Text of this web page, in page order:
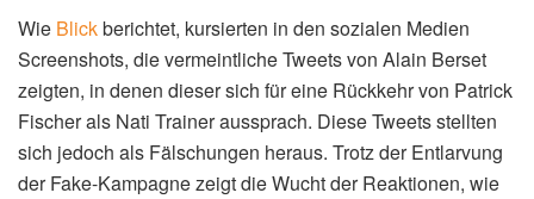
Wie Blickberichtet, kursierten in den sozialen Medien
Screenshots, die vermeintliche Tweets von Alain Berset
zeigten, in denen dieser sich für eine Rückkehr von Patrick
Fischer als Nati Trainer aussprach. Diese Tweets stellten
sich jedoch als Fälschungen heraus. Trotz der Entlarvung
der Fake-Kampagne zeigt die Wucht der Reaktionen, wie